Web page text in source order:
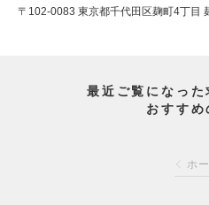
〒102-0083 東京都千代田区麹町4丁目
最近ご覧になった
おすすめ
ホ